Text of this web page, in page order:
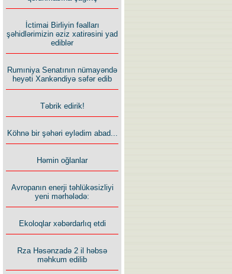
İctimai Birliyin fəalları
şəhidlərimizin əziz xatirəsini yad
ediblər
Rumıniya Senatının nümayəndə
heyəti Xankəndiyə səfər edib
Təbrik edirik!
Köhnə bir şəhəri eylədim abad...
Həmin oğlanlar
Avropanın enerji təhlükəsizliyi
yeni mərhələdə:
Ekoloqlar xəbərdarlıq etdi
Rza Həsənzadə 2 il həbsə
məhkum edilib